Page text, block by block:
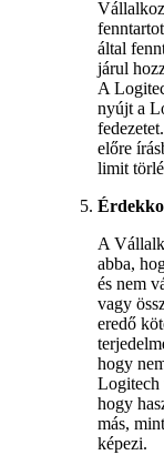
által
járul
A
nyújt a
előre
limit
A
abba,
és nem
vagy
eredő
hogy
Logitech
hogy
más,
képezi.